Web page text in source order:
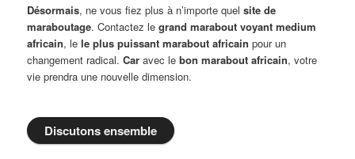
Désormais, ne vous fiez plus à n’importe quelsite de
maraboutage. Contactez legrand marabout voyant medium
africain, lele plus puissant marabout africain pour un
changement radical.Car avec lebon marabout africain, votre
vie prendra une nouvelle dimension.
Discutons ensemble